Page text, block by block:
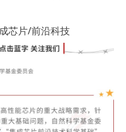
芯片/前沿科技